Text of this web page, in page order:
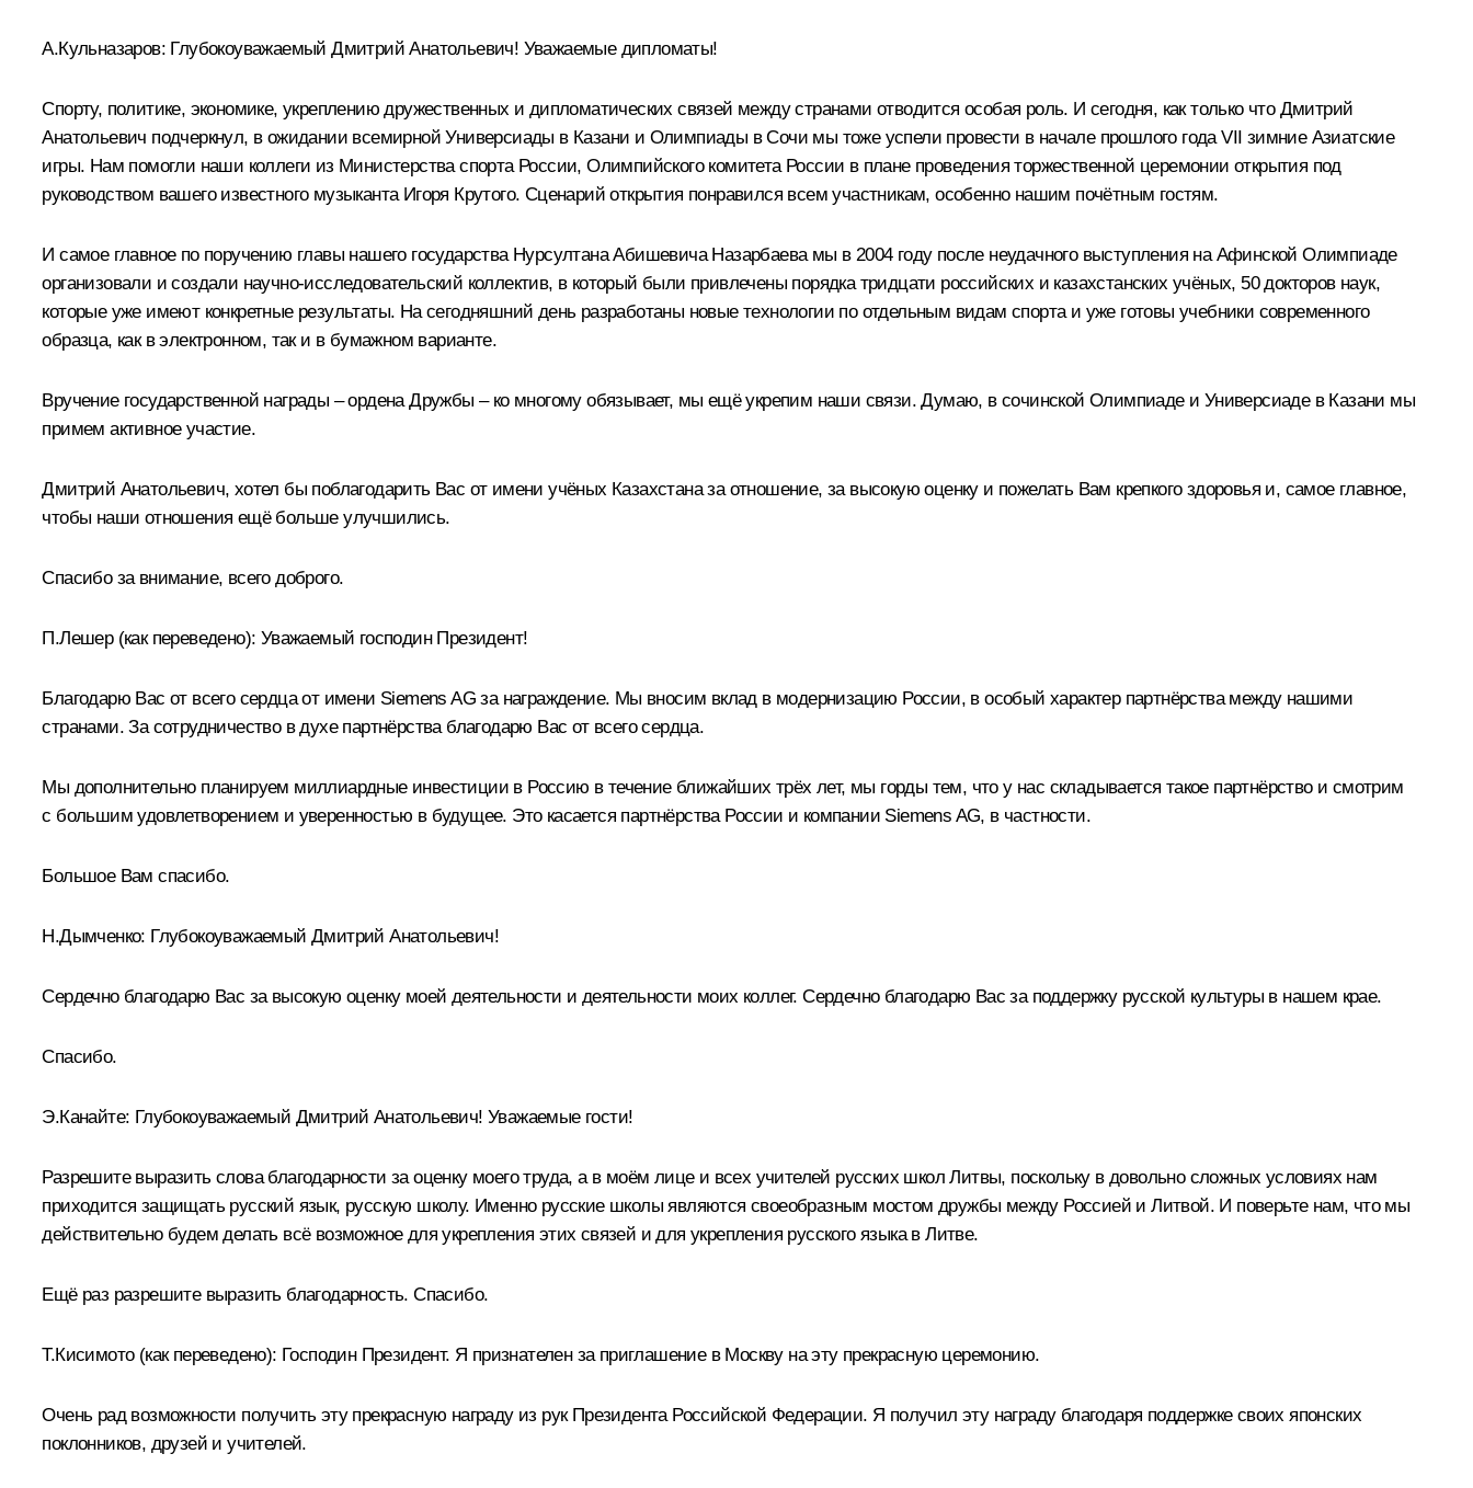
А.Кульназаров: Глубокоуважаемый Дмитрий Анатольевич! Уважаемые дипломаты!
Спорту, политике, экономике, укреплению дружественных и дипломатических связей между странами отводится особая роль. И сегодня, как только что Дмитрий
Анатольевич подчеркнул, в ожидании всемирной Универсиады в Казани и Олимпиады в Сочи мы тоже успели провести в начале прошлого года VII зимние Азиатские
игры. Нам помогли наши коллеги из Министерства спорта России, Олимпийского комитета России в плане проведения торжественной церемонии открытия под
руководством вашего известного музыканта Игоря Крутого. Сценарий открытия понравился всем участникам, особенно нашим почётным гостям.
И самое главное по поручению главы нашего государства Нурсултана Абишевича Назарбаева мы в 2004 году после неудачного выступления на Афинской Олимпиаде
организовали и создали научно-исследовательский коллектив, в который были привлечены порядка тридцати российских и казахстанских учёных, 50 докторов наук,
которые уже имеют конкретные результаты. На сегодняшний день разработаны новые технологии по отдельным видам спорта и уже готовы учебники современного
образца, как в электронном, так и в бумажном варианте.
Вручение государственной награды –ордена Дружбы – ко многому обязывает, мы ещё укрепим наши связи. Думаю, в сочинской Олимпиаде и Универсиаде в Казани мы
примем активное участие.
Дмитрий Анатольевич, хотел бы поблагодарить Вас от имени учёных Казахстана за отношение, за высокую оценку и пожелать Вам крепкого здоровья и, самое главное,
чтобы наши отношения ещё больше улучшились.
Спасибо за внимание, всего доброго.
П.Лешер (как переведено): Уважаемый господин Президент!
Благодарю Вас от всего сердца от имени Siemens AG за награждение. Мы вносим вклад в модернизацию России, в особый характер партнёрства между нашими
странами. За сотрудничество в духе партнёрства благодарю Вас от всего сердца.
Мы дополнительно планируем миллиардные инвестиции в Россию в течение ближайших трёх лет, мы горды тем, что у нас складывается такое партнёрство и смотрим
с большим удовлетворением и уверенностью в будущее. Это касается партнёрства России и компании Siemens AG, в частности.
Большое Вам спасибо.
Н.Дымченко: Глубокоуважаемый Дмитрий Анатольевич!
Сердечно благодарю Вас за высокую оценку моей деятельности и деятельности моих коллег. Сердечно благодарю Вас за поддержку русской культуры в нашем крае.
Спасибо.
Э.Канайте: Глубокоуважаемый Дмитрий Анатольевич! Уважаемые гости!
Разрешите выразить слова благодарности за оценку моего труда, а в моём лице и всех учителей русских школ Литвы, поскольку в довольно сложных условиях нам
приходится защищать русский язык, русскую школу. Именно русские школы являются своеобразным мостом дружбы между Россией и Литвой. И поверьте нам, что мы
действительно будем делать всё возможное для укрепления этих связей и для укрепления русского языка в Литве.
Ещё раз разрешите выразить благодарность. Спасибо.
Т.Кисимото (как переведено): Господин Президент. Я признателен за приглашение в Москву на эту прекрасную церемонию.
Очень рад возможности получить эту прекрасную награду из рук Президента Российской Федерации. Я получил эту награду благодаря поддержке своих японских
поклонников, друзей и учителей.